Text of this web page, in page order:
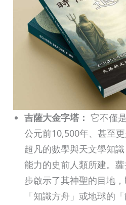
吉薩大金字塔： 它不僅
公元前10,500年、甚至
超凡的數學與天文學知
能力的史前人類所建。
步啟示了其神聖的目地
「知識方舟」或地球的